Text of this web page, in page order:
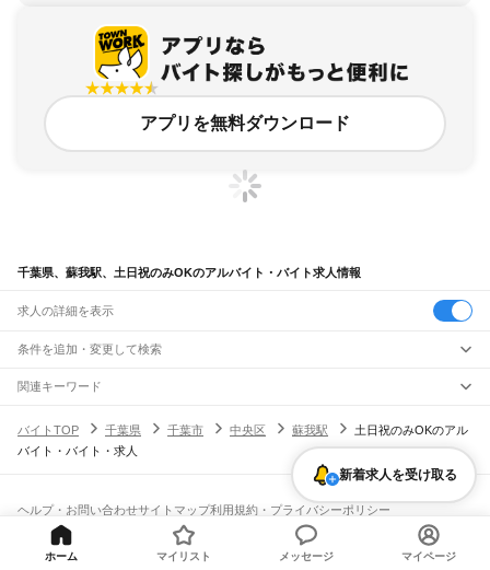
アプリを無料ダウンロード
千葉県、蘇我駅、土日祝のみOKのアルバイト・バイト求人情報
求人の詳細を表示
条件を追加・変更して検索
市区町村を追加・変更
千葉県すべて
千葉市 すべて
野田市
東金市
旭市習志野市柏市 勝浦市 市原市流山市八千代市 我孫子市鴨川市
君津市
四街道市 印西市
南房総市
匝瑳市
山武市いすみ市 印旛郡香取郡 長生郡夷隅郡
駅を追加・変更
船橋法典駅西船橋駅
JR中央・総武線
市川駅本八幡駅 下総中山駅西船橋駅 東船橋駅津田沼駅 幕張本郷駅幕張駅
新検見川駅
西千葉駅千葉駅
職種を追加・変更
飲食・フードサービスすべて
ホールスタッフ
キッチンスタッフ 皿洗い・洗い場精肉・鮮魚加工
給食調理
パン屋（ベーカリー）
フードカウンター販売員
バー（BAR）・バーテンダー
飲食店補助（開店・閉店準備） 飲食店（店長・マネージャー）
人気
日払いOK
学生歓迎 髪型・髪色自由
ネイルOK
ピアスOK
オープニングスタッフ 留学生・外国人活躍中
雇用形態を追加・変更
アルバイト・パート
関連キーワード
バイトTOP
千葉県 千葉市 中央区 蘇我駅
土日祝のみOKのアル
バイト・バイト・求人
新着求人を受け取る
ヘルプ・お問い合わせサイトマップ利用規約・プライバシーポリシー
[企業]求人広告の掲載相談
ホーム マイリスト メッセージ マイページ